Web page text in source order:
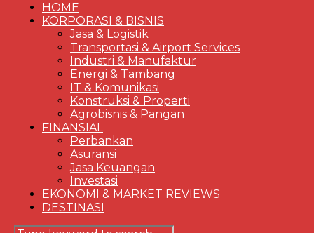
HOME
KORPORASI & BISNIS
Jasa & Logistik
Transportasi & Airport Services
Industri & Manufaktur
Energi & Tambang
IT & Komunikasi
Konstruksi & Properti
Agrobisnis & Pangan
FINANSIAL
Perbankan
Asuransi
Jasa Keuangan
Investasi
EKONOMI & MARKET REVIEWS
DESTINASI